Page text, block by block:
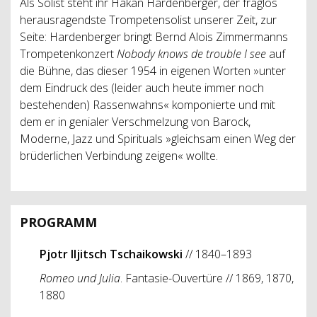
herausragendste Trompetensolist unserer Zeit, zur
Seite: Hardenberger bringt Bernd Alois Zimmermanns
TrompetenkonzertNobody knows de trouble I see auf
die Bühne, das dieser 1954 in eigenen Worten »unter
dem Eindruck des (leider auch heute immer noch
bestehenden) Rassenwahns« komponierte und mit
dem er in genialer Verschmelzung von Barock,
Moderne, Jazz und Spirituals »gleichsam einen Weg der
brüderlichen Verbindung zeigen« wollte.
PROGRAMM
Pjotr Iljitsch Tschaikowski // 1840–1893
Romeo und Julia. Fantasie-Ouvertüre // 1869, 1870,
1880